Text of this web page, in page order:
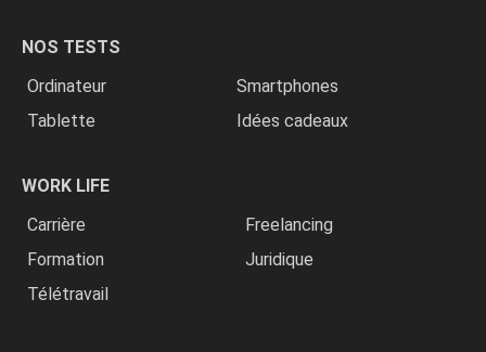
NOS TESTS
Ordinateur
Smartphones
Tablette
Idées cadeaux
WORK LIFE
Carrière
Freelancing
Formation
Juridique
Télétravail